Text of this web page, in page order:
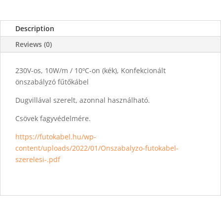
Description
Reviews (0)
230V-os, 10W/m / 10ºC-on (kék), Konfekcionált
önszabályzó fűtőkábel
Dugvillával szerelt, azonnal használható.
Csövek fagyvédelmére.
https://futokabel.hu/wp-
content/uploads/2022/01/Onszabalyzo-futokabel-
szerelesi-.pdf